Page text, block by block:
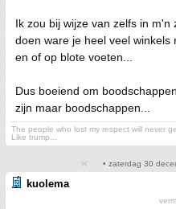
Ik zou bij wijze van zelfs in
doen ware je heel veel
en of op blote voeten...
Dus boeiend om
zijn maar boodschappen...
The people who lost my respect will never
Like trump...
• zaterdag 30
kuolema